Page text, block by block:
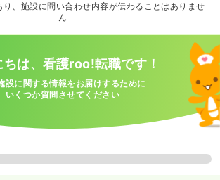
、施設に問い合わせ内容が伝わることはありませ
ん
ちは、看護roo!転職です！
設に関する情報をお届けするために
いくつか質問させてください